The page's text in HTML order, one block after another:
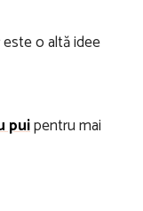
este o altă idee
puipentru mai